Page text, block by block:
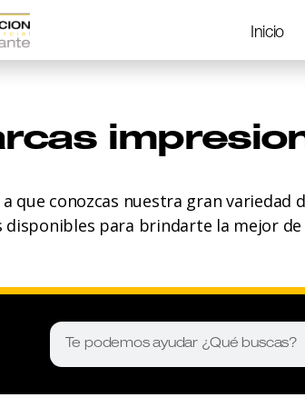
Inicio
que conozcas nuestra gran variedad
disponibles para brindarte la mejor de